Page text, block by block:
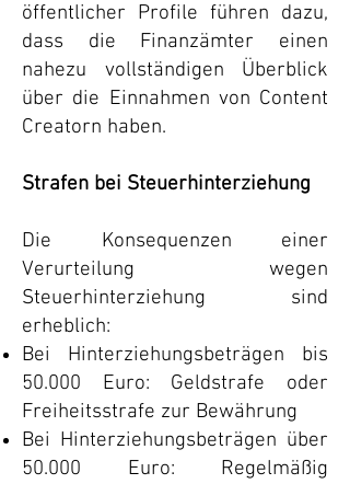
öffentlicher Profile führen dazu,
dass die Finanzämter einen
nahezu vollständigen Überblick
über die Einnahmen von Content
Creatorn haben.
Strafen bei Steuerhinterziehung
Die Konsequenzen einer
Verurteilung wegen
Steuerhinterziehung sind
erheblich:
Bei Hinterziehungsbeträgen bis
50.000 Euro: Geldstrafe oder
Freiheitsstrafe zur Bewährung
Bei Hinterziehungsbeträgen über
50.000 Euro: Regelmäßig